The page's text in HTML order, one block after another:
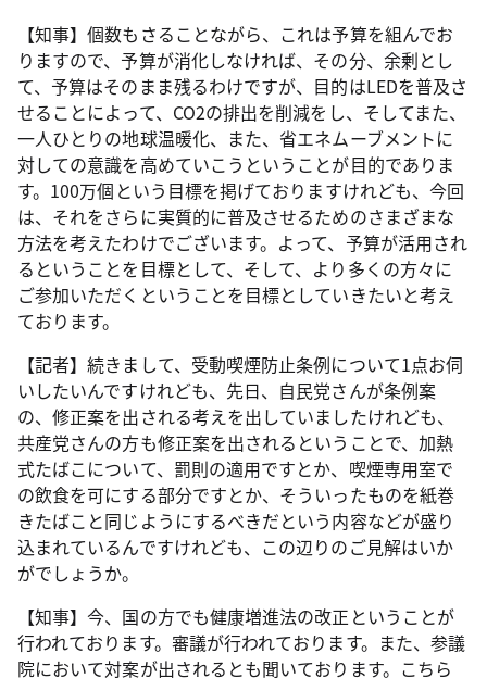
【知事】個数もさることながら、これは予算を組んでお
りますので、予算が消化しなければ、その分、余剰とし
て、予算はそのまま残るわけですが、目的はLEDを普及さ
せることによって、CO2の排出を削減をし、そしてまた、
一人ひとりの地球温暖化、また、省エネムーブメントに
対しての意識を高めていこうということが目的でありま
す。100万個という目標を掲げておりますけれども、今回
は、それをさらに実質的に普及させるためのさまざまな
方法を考えたわけでございます。よって、予算が活用され
るということを目標として、そして、より多くの方々に
ご参加いただくということを目標としていきたいと考え
ております。
【記者】続きまして、受動喫煙防止条例について1点お伺
いしたいんですけれども、先日、自民党さんが条例案
の、修正案を出される考えを出していましたけれども、
共産党さんの方も修正案を出されるということで、加熱
式たばこについて、罰則の適用ですとか、喫煙専用室で
の飲食を可にする部分ですとか、そういったものを紙巻
きたばこと同じようにするべきだという内容などが盛り
込まれているんですけれども、この辺りのご見解はいか
がでしょうか。
【知事】今、国の方でも健康増進法の改正ということが
行われております。審議が行われております。また、参議
院において対案が出されるとも聞いております。こちら